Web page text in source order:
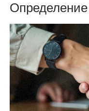
Определение